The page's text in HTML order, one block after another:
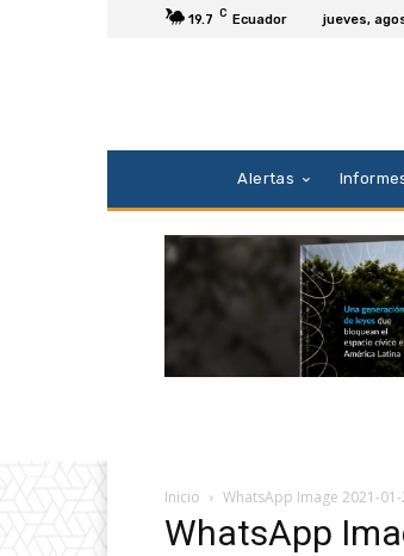
19.7 C Ecuador jueves,
Alertas
Inicio WhatsApp Image 2021-
WhatsApp